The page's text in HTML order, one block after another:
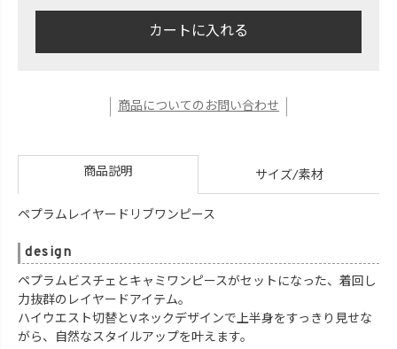
カートに入れる
商品についてのお問い合わせ
商品説明 サイズ/素材
ペプラムレイヤードリブワンピース
design
ペプラムビスチェとキャミワンピースがセットになった、着回し
力抜群のレイヤードアイテム。
ハイウエスト切替とVネックデザインで上半身をすっきり見せな
がら、自然なスタイルアップを叶えます。